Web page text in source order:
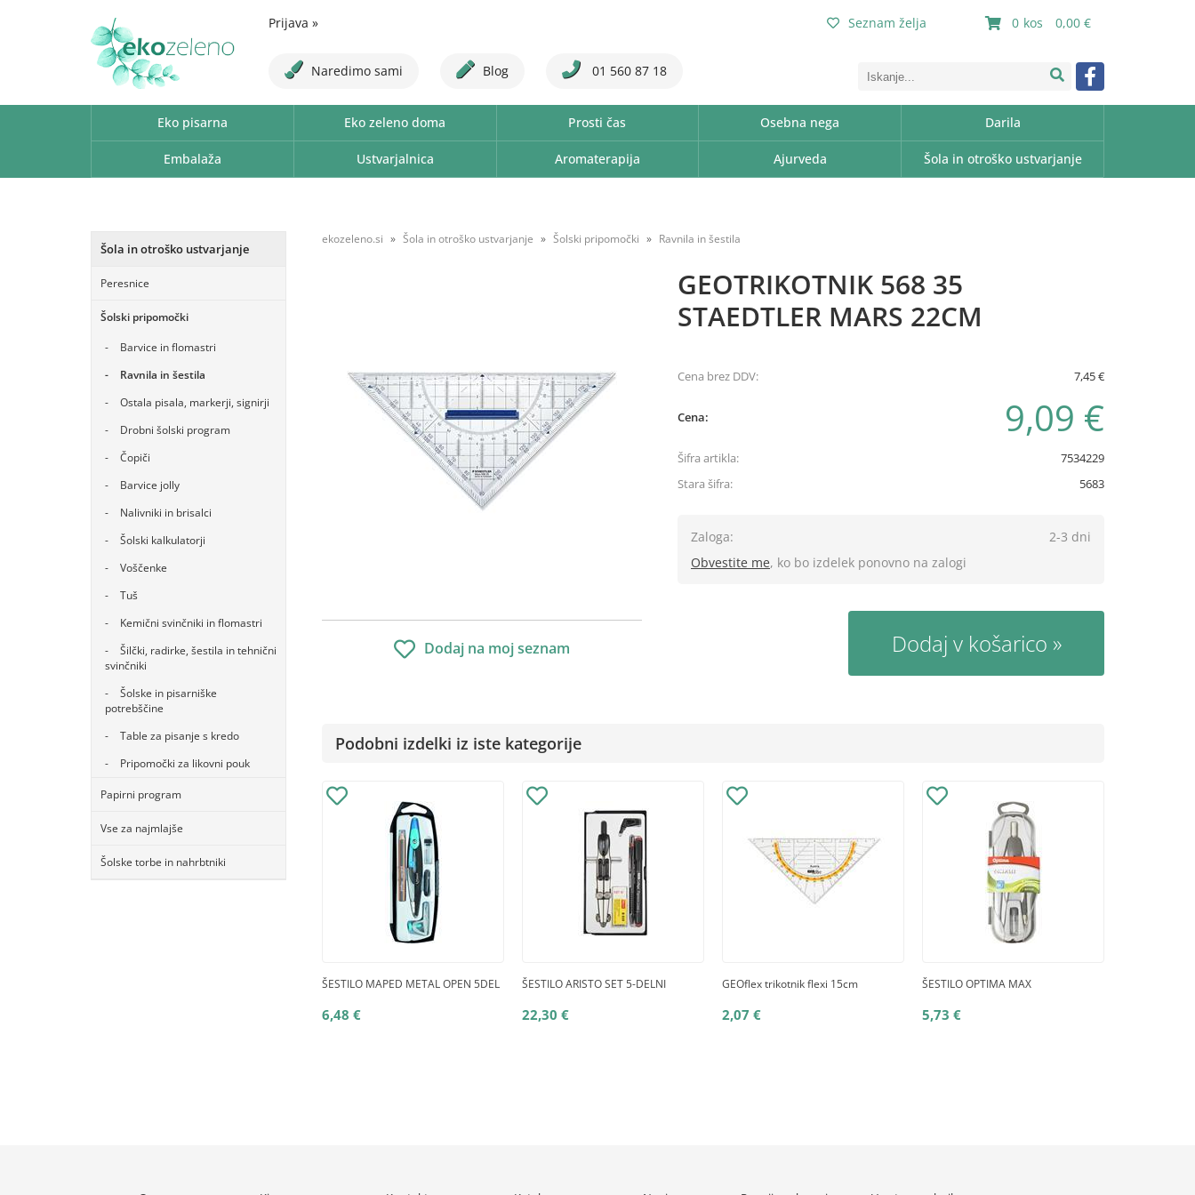
0 0,00
Prijava » Seznam želja
Naredimo sami Blog 01 560 87 18
Eko pisarna Eko zeleno doma Prosti čas Osebna nega Darila
Embalaža Ustvarjalnica Aromaterapija Ajurveda Šola in otroško ustvarjanje
Šola in otroško ustvarjanje
Peresnice
Šolski pripomočki
Barvice in flomastri
Ravnila in šestila
Ostala pisala, markerji, signirji
Drobni šolski program
Čopiči
Barvice jolly
Nalivniki in brisalci
Šolski kalkulatorji
Voščenke
Tuš
Kemični svinčniki in flomastri
Šilčki, radirke, šestila in tehnični
svinčniki
Šolske in pisarniške
potrebščine
Table za pisanje s kredo
Pripomočki za likovni pouk
Papirni program
Vse za najmlajše
Šolske torbe in nahrbtniki
ekozeleno.si Šola in otroško ustvarjanje Šolski pripomočki Ravnila in šestila
GEOTRIKOTNIK 568 35
STAEDTLER MARS 22CM
Dodaj na moj seznam
Cena brez DDV: 7,45 €
Cena: 9,09 €
Šifra artikla:
7534229
Stara šifra:
5683
Zaloga:
2-3 dni
Obvestite me, ko bo izdelek ponovno na zalogi
Dodaj v košarico
Podobni izdelki iz iste kategorije
ŠESTILO MAPED METAL OPEN 5DEL
6,48 €
ŠESTILO ARISTO SET 5-DELNI
22,30 €
GEOflex trikotnik flexi 15cm
2,07 €
ŠESTILO OPTIMA MAX
5,73 €